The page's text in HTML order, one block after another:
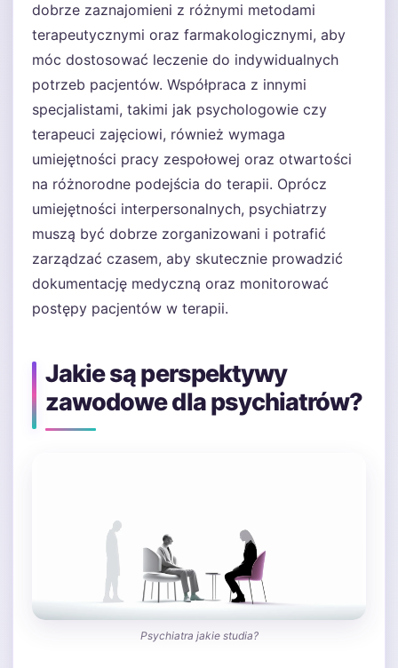
dobrze zaznajomieni z różnymi metodami
terapeutycznymi oraz farmakologicznymi, aby
móc dostosować leczenie do indywidualnych
potrzeb pacjentów. Współpraca z innymi
specjalistami, takimi jak psychologowie czy
terapeuci zajęciowi, również wymaga
umiejętności pracy zespołowej oraz otwartości
na różnorodne podejścia do terapii. Oprócz
umiejętności interpersonalnych, psychiatrzy
muszą być dobrze zorganizowani i potrafić
zarządzać czasem, aby skutecznie prowadzić
dokumentację medyczną oraz monitorować
postępy pacjentów w terapii.
Jakie są perspektywy
zawodowe dla psychiatrów?
Psychiatra jakie studia?